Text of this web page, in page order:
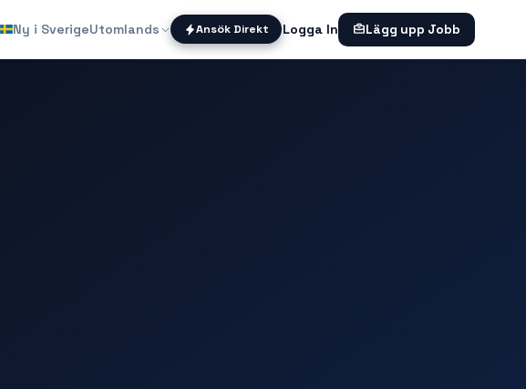
Ny i SverigeUtomlands Ansök Direkt Logga In Lägg upp Jobb